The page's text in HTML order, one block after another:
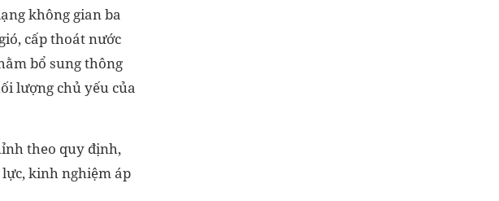
không gian ba
cấp thoát nước
bổ sung thông
lượng chủ yếu của
theo quy định,
kinh nghiệm áp